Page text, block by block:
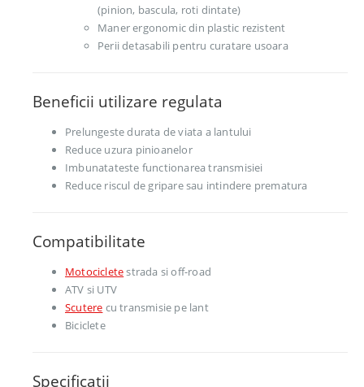
(pinion, bascula, roti dintate)
Maner ergonomic din plastic rezistent
Perii detasabili pentru curatare usoara
Beneficii utilizare regulata
Prelungeste durata de viata a lantului
Reduce uzura pinioanelor
Imbunatateste functionarea transmisiei
Reduce riscul de gripare sau intindere prematura
Compatibilitate
Motocicletestrada si off-road
ATV si UTV
Scutere cu transmisie pe lant
Biciclete
Specificatii